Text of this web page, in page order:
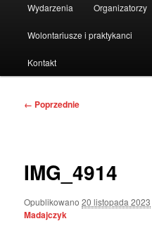
Wydarzenia Organizatorzy
Wolontariusze i praktykanci
Kontakt
Nawigacja
← Poprzednie
IMG_4914
Opublikowano20 listopada 2023
Madajczyk